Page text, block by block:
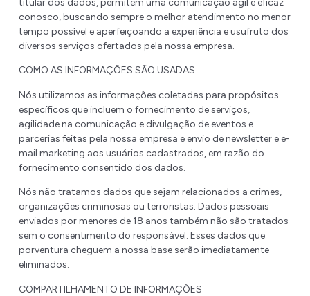
titular dos dados, permitem uma comunicação ágil e eficaz
conosco, buscando sempre o melhor atendimento no menor
tempo possível e aperfeiçoando a experiência e usufruto dos
diversos serviços ofertados pela nossa empresa.
COMO AS INFORMAÇÕES SÃO USADAS
Nós utilizamos as informações coletadas para propósitos
específicos que incluem o fornecimento de serviços,
agilidade na comunicação e divulgação de eventos e
parcerias feitas pela nossa empresa e envio de newsletter e e-
mail marketing aos usuários cadastrados, em razão do
fornecimento consentido dos dados.
Nós não tratamos dados que sejam relacionados a crimes,
organizações criminosas ou terroristas. Dados pessoais
enviados por menores de 18 anos também não são tratados
sem o consentimento do responsável. Esses dados que
porventura cheguem a nossa base serão imediatamente
eliminados.
COMPARTILHAMENTO DE INFORMAÇÕES